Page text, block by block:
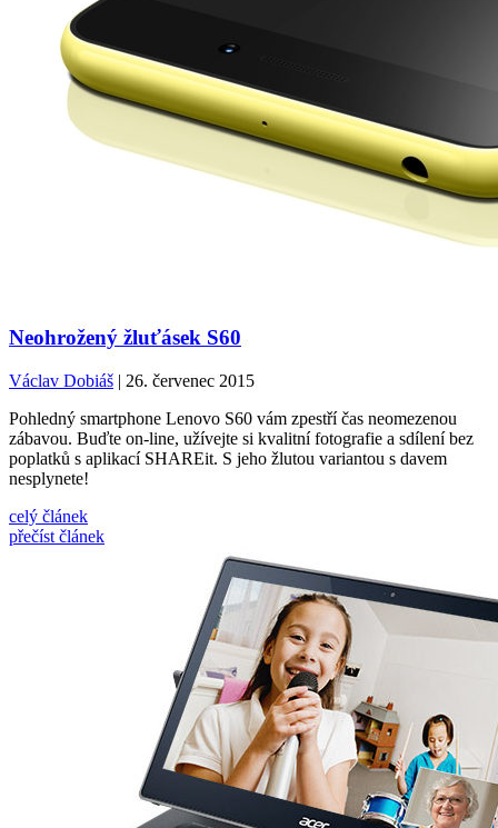
Neohrožený žluťásek S60
Václav Dobiáš | 26. červenec 2015
Pohledný smartphone Lenovo S60 vám zpestří čas neomezenou
zábavou. Buďte on-line, užívejte si kvalitní fotografie a sdílení bez
poplatků s aplikací SHAREit. S jeho žlutou variantou s davem
nesplynete!
celý článek
přečíst článek